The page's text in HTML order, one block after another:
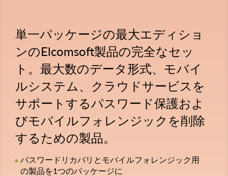
単一パッケージの最大エディショ
ンのElcomsoft製品の完全なセッ
ト。最大数のデータ形式、モバイ
ルシステム、クラウドサービスを
サポートするパスワード保護およ
びモバイルフォレンジックを削除
するための製品。
パスワードリカバリとモバイルフォレンジック用
の製品を1つのパッケージに